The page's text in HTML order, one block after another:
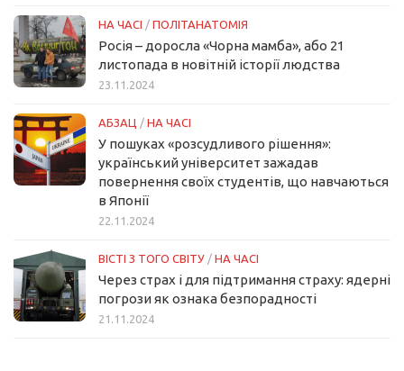
НА ЧАСІ / ПОЛІТАНАТОМІЯ
Росія – доросла «Чорна мамба», або 21
листопада в новітній історії людства
23.11.2024
АБЗАЦ / НА ЧАСІ
У пошуках «розсудливого рішення»:
український університет зажадав
повернення своїх студентів, що навчаються
в Японії
22.11.2024
ВІСТІ З ТОГО СВІТУ / НА ЧАСІ
Через страх і для підтримання страху: ядерні
погрози як ознака безпорадності
21.11.2024